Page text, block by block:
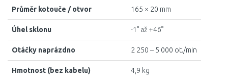
Průměr kotouče / otvor 165 × 20 mm
Úhel sklonu -1° až +46°
Otáčky naprázdno 2 250 – 5 000 ot./min
Hmotnost (bez kabelu) 4,9 kg